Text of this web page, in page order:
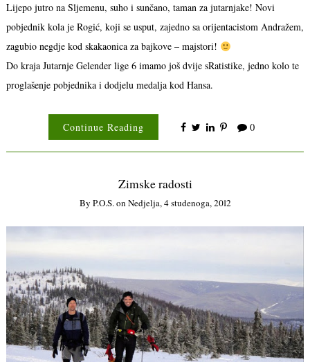
Lijepo jutro na Sljemenu, suho i sunčano, taman za jutarnjake! Novi
pobjednik kola je Rogić, koji se usput, zajedno sa orijentacistom Andražem,
zagubio negdje kod skakaonica za bajkove – majstori!
Do kraja Jutarnje Gelender lige 6 imamo još dvije sRatistike, jedno kolo te
proglašenje pobjednika i dodjelu medalja kod Hansa.
Continue Reading 0
Zimske radosti
By P.o.s.on Nedjelja, 4 studenoga, 2012